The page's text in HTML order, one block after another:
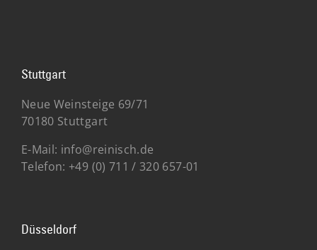
Stuttgart
Neue Weinsteige 69/71
70180 Stuttgart
E-Mail: info@reinisch.de
Telefon: +49 (0) 711 / 320 657-01
Düsseldorf